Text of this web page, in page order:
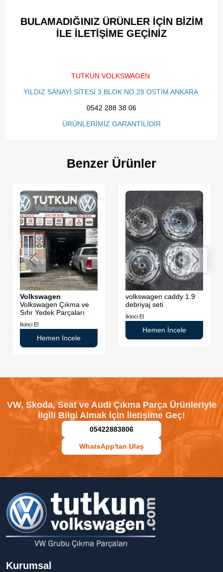
BULAMADIĞINIZ ÜRÜNLER İÇİN BİZİM
İLE İLETİŞİME GEÇİNİZ​
TUTKUN VOLKSWAGEN
YILDIZ SANAYİ SİTESİ 3.BLOK NO.28 OSTİM ANKARA
0542 288 38 06
ÜRÜNLERİMİZ GARANTİLİDİR
Benzer Ürünler
Volkswagen
Volkswagen Çıkma ve
Sıfır Yedek Parçaları
İkinci El
Hemen İncele
volkswagen caddy 1.9
debriyaj seti
İkinci El
Hemen İncele
VW, Skoda, Seat ve Audi Çıkma Parça Ürünleriyle
İlgili Bilgi Almak İçin İletişime Geç!
05422883806
WhatsApp'tan Ulaş
Kurumsal